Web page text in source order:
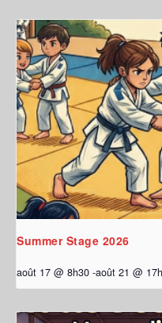
Summer Stage 2026
août 17 @ 8h30 -août 21 @